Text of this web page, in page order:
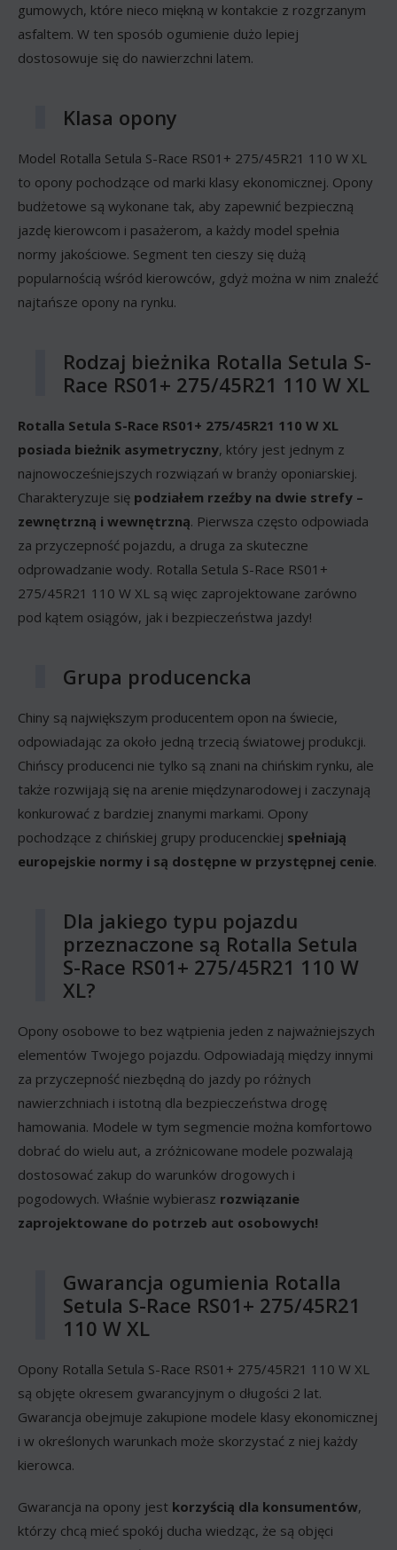
gumowych, które nieco miękną w kontakcie z rozgrzanym
asfaltem. W ten sposób ogumienie dużo lepiej
dostosowuje się do nawierzchni latem.
Klasa opony
Model Rotalla Setula S-Race RS01+ 275/45R21 110 W XL
to opony pochodzące od marki klasy ekonomicznej. Opony
budżetowe są wykonane tak, aby zapewnić bezpieczną
jazdę kierowcom i pasażerom, a każdy model spełnia
normy jakościowe. Segment ten cieszy się dużą
popularnością wśród kierowców, gdyż można w nim znaleźć
najtańsze opony na rynku.
Rodzaj bieżnika Rotalla Setula S-
Race RS01+ 275/45R21 110 W XL
Rotalla Setula S-Race RS01+ 275/45R21 110 W XL
posiada bieżnik asymetryczny, który jest jednym z
najnowocześniejszych rozwiązań w branży oponiarskiej.
Charakteryzuje się podziałem rzeźby na dwie strefy –
zewnętrzną i wewnętrzną. Pierwsza często odpowiada
za przyczepność pojazdu, a druga za skuteczne
odprowadzanie wody. Rotalla Setula S-Race RS01+
275/45R21 110 W XL są więc zaprojektowane zarówno
pod kątem osiągów, jak i bezpieczeństwa jazdy!
Grupa producencka
Chiny są największym producentem opon na świecie,
odpowiadając za około jedną trzecią światowej produkcji.
Chińscy producenci nie tylko są znani na chińskim rynku, ale
także rozwijają się na arenie międzynarodowej i zaczynają
konkurować z bardziej znanymi markami. Opony
pochodzące z chińskiej grupy producenckiej spełniają
europejskie normy i są dostępne w przystępnej cenie.
Dla jakiego typu pojazdu
przeznaczone są Rotalla Setula
S-Race RS01+ 275/45R21 110 W
XL?
Opony osobowe to bez wątpienia jeden z najważniejszych
elementów Twojego pojazdu. Odpowiadają między innymi
za przyczepność niezbędną do jazdy po różnych
nawierzchniach i istotną dla bezpieczeństwa drogę
hamowania. Modele w tym segmencie można komfortowo
dobrać do wielu aut, a zróżnicowane modele pozwalają
dostosować zakup do warunków drogowych i
pogodowych. Właśnie wybierasz rozwiązanie
zaprojektowane do potrzeb aut osobowych!
Gwarancja ogumienia Rotalla
Setula S-Race RS01+ 275/45R21
110 W XL
Opony Rotalla Setula S-Race RS01+ 275/45R21 110 W XL
są objęte okresem gwarancyjnym o długości 2 lat.
Gwarancja obejmuje zakupione modele klasy ekonomicznej
i w określonych warunkach może skorzystać z niej każdy
kierowca.
Gwarancja na opony jest korzyścią dla konsumentów,
którzy chcą mieć spokój ducha wiedząc, że są objęci